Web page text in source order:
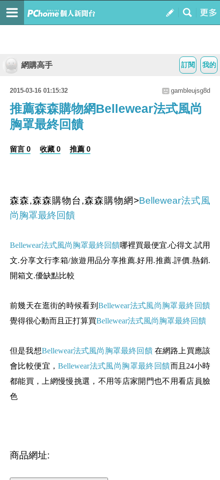
我的
訂閱
網購高手
2015-03-16 01:15:32 gambleujsg8d
推薦森森購物網Bellewear法式風尚
胸罩最終回饋
留言 0 收藏 0 推薦 0
森森,森森購物台,森森購物網>Bellewear法式風
尚胸罩最終回饋
Bellewear法式風尚胸罩最終回饋哪裡買最便宜.心得文.試用
文.分享文行李箱/旅遊用品分享推薦.好用.推薦.評價.熱銷.
開箱文.優缺點比較
前幾天在逛街的時候看到Bellewear法式風尚胸罩最終回饋
覺得很心動而且正打算買Bellewear法式風尚胸罩最終回饋
但是我想Bellewear法式風尚胸罩最終回饋在網路上買應該
會比較便宜，Bellewear法式風尚胸罩最終回饋而且24小時
都能買，上網慢慢挑選，不用等店家開門也不用看店員臉
色
商品網址: